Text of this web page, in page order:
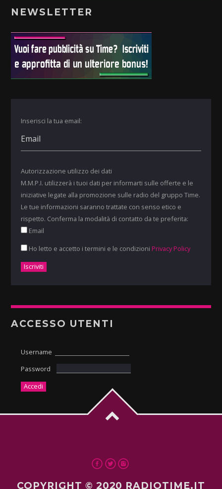
NEWSLETTER
Inserisci la tua email:
Autorizzazione utilizzo dei dati
M.M.P.I. utilizzerà i tuoi dati per informarti sulle offerte e le
iniziative legate alla promozione sulle radio del gruppo Time.
Le tue informazioni saranno trattate con senso etico e
rispetto. Conferma la modalità di contatto da te preferita:
Email
Ho letto e accetto i termini e le condizioni Privacy Policy
ACCESSO UTENTI
Username
Password
COPYRIGHT © 2020 RADIOTIME.IT